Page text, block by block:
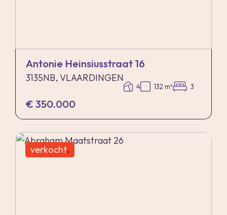
Antonie Heinsiusstraat 16
3135NB, VLAARDINGEN
4 132 m² 3
€ 350.000
verkocht.